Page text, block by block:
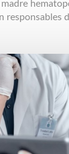
responsables